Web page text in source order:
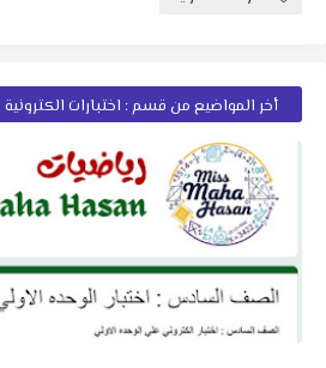
أخر المواضيع من قسم : اختبارات الكترونية